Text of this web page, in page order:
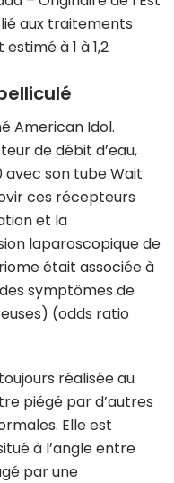
aux traitements
à 1 à 1,2
American Idol.
de débit d’eau,
avec son tube Wait
ces récepteurs
et la
laparoscopique de
était associée à
symptômes de
(odds ratio
réalisée au
piégé par d’autres
Elle est
à l’angle entre
par une